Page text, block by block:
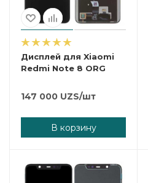
Дисплей для Xiaomi
Redmi Note 8 ORG
147 000 UZS/шт
В корзину